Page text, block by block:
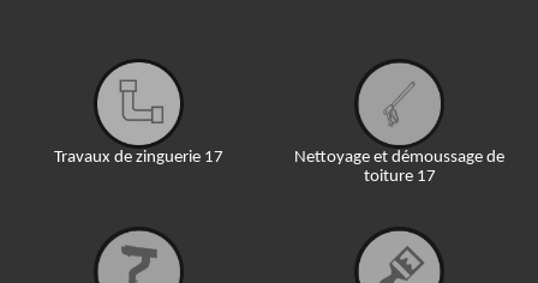
Travaux de zinguerie 17
Nettoyage et démoussage de
toiture 17